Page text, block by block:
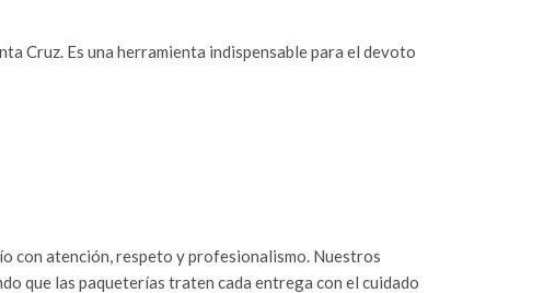
Cruz. Es una herramienta indispensable para el devoto
con atención, respeto y profesionalismo. Nuestros
que las paqueterías traten cada entrega con el cuidado